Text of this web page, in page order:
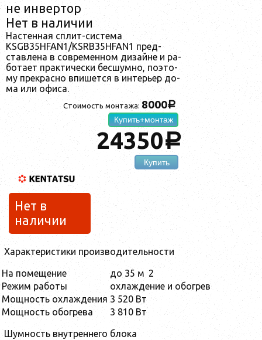
не инвертор
Нет в наличии
Нас­тен­ная сплит-сис­те­ма
KSGB35HFAN1/KSRB35HFAN1 пред­
став­ле­на в сов­ре­мен­ном ди­зай­не и ра­
бо­та­ет прак­ти­чес­ки бес­шум­но, по­это­
му прек­рас­но впи­шет­ся в ин­терь­ер до­
ма или офи­са.
Стоимость монтажа: 8000a
Купить+монтаж
24350a
Купить
Нет в
наличии
Характеристики производительности
На помещение до 35 м 2
Режим работы
охлаждение и обогрев
Мощность охлаждения 3 520 Вт
Мощность обогрева
3 810 Вт
Шумность внутреннего блока